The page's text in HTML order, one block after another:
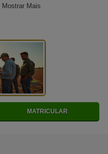
Mostrar Mais
MATRICULAR